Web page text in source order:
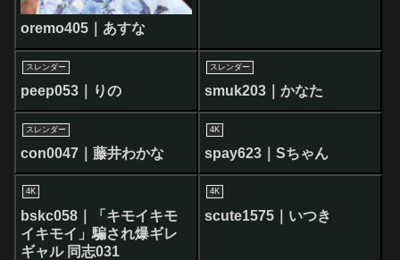
oremo405｜あすな
スレンダー
peep053｜りの
スレンダー
smuk203｜かなた
スレンダー
con0047｜藤井わかな
4K
spay623｜Sちゃん
4K
bskc058｜「キモイキモ
イキモイ」騙され爆ギレ
ギャル 同志031
4K
scute1575｜いつき